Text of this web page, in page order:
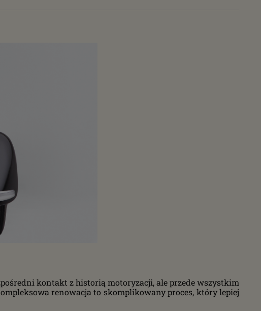
kontakt z historią motoryzacji, ale przede wszystkim
renowacja to skomplikowany proces, który lepiej